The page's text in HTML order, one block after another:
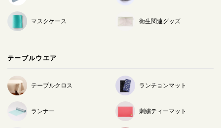
マスクケース 衛生関連グッズ
テーブルウエア
テーブルクロス ランチョンマット
ランナー 刺繍ティーマット